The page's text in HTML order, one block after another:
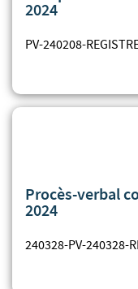
2024
PV-240208-
Procès-verbal
2024
240328-PV-240328-